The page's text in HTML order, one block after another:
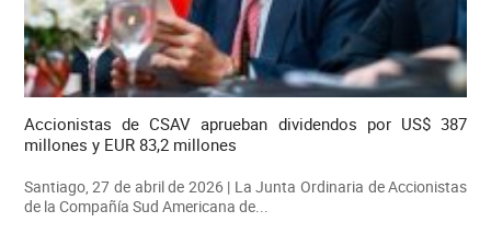
Accionistas de CSAV aprueban dividendos por US$ 387
millones y EUR 83,2 millones
Santiago, 27 de abril de 2026 | La Junta Ordinaria de Accionistas
de la Compañía Sud Americana de...